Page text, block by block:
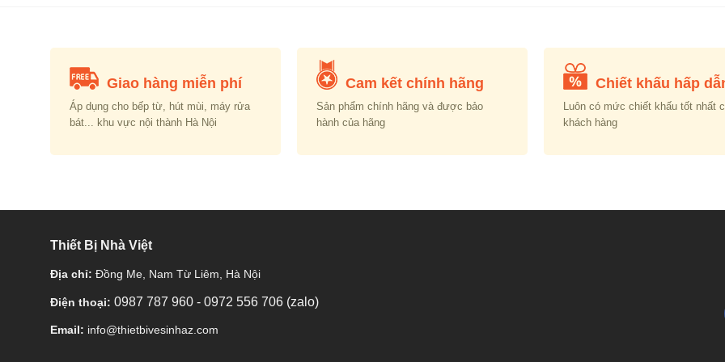
Giao hàng miễn phí
Áp dụng cho bếp từ, hút mùi, máy rửa
bát... khu vực nội thành Hà Nội
Cam kết chính hãng
Sản phẩm chính hãng và được bảo
hành của hãng
Chiết khấu hấp
Luôn có mức chiết khấu tốt nhất
khách hàng
Thiết Bị Nhà Việt
Địa chỉ: Đồng Me, Nam Từ Liêm, Hà Nội
Điện thoại: 0987 787 960 - 0972 556 706 (zalo)
Email: info@thietbivesinhaz.com